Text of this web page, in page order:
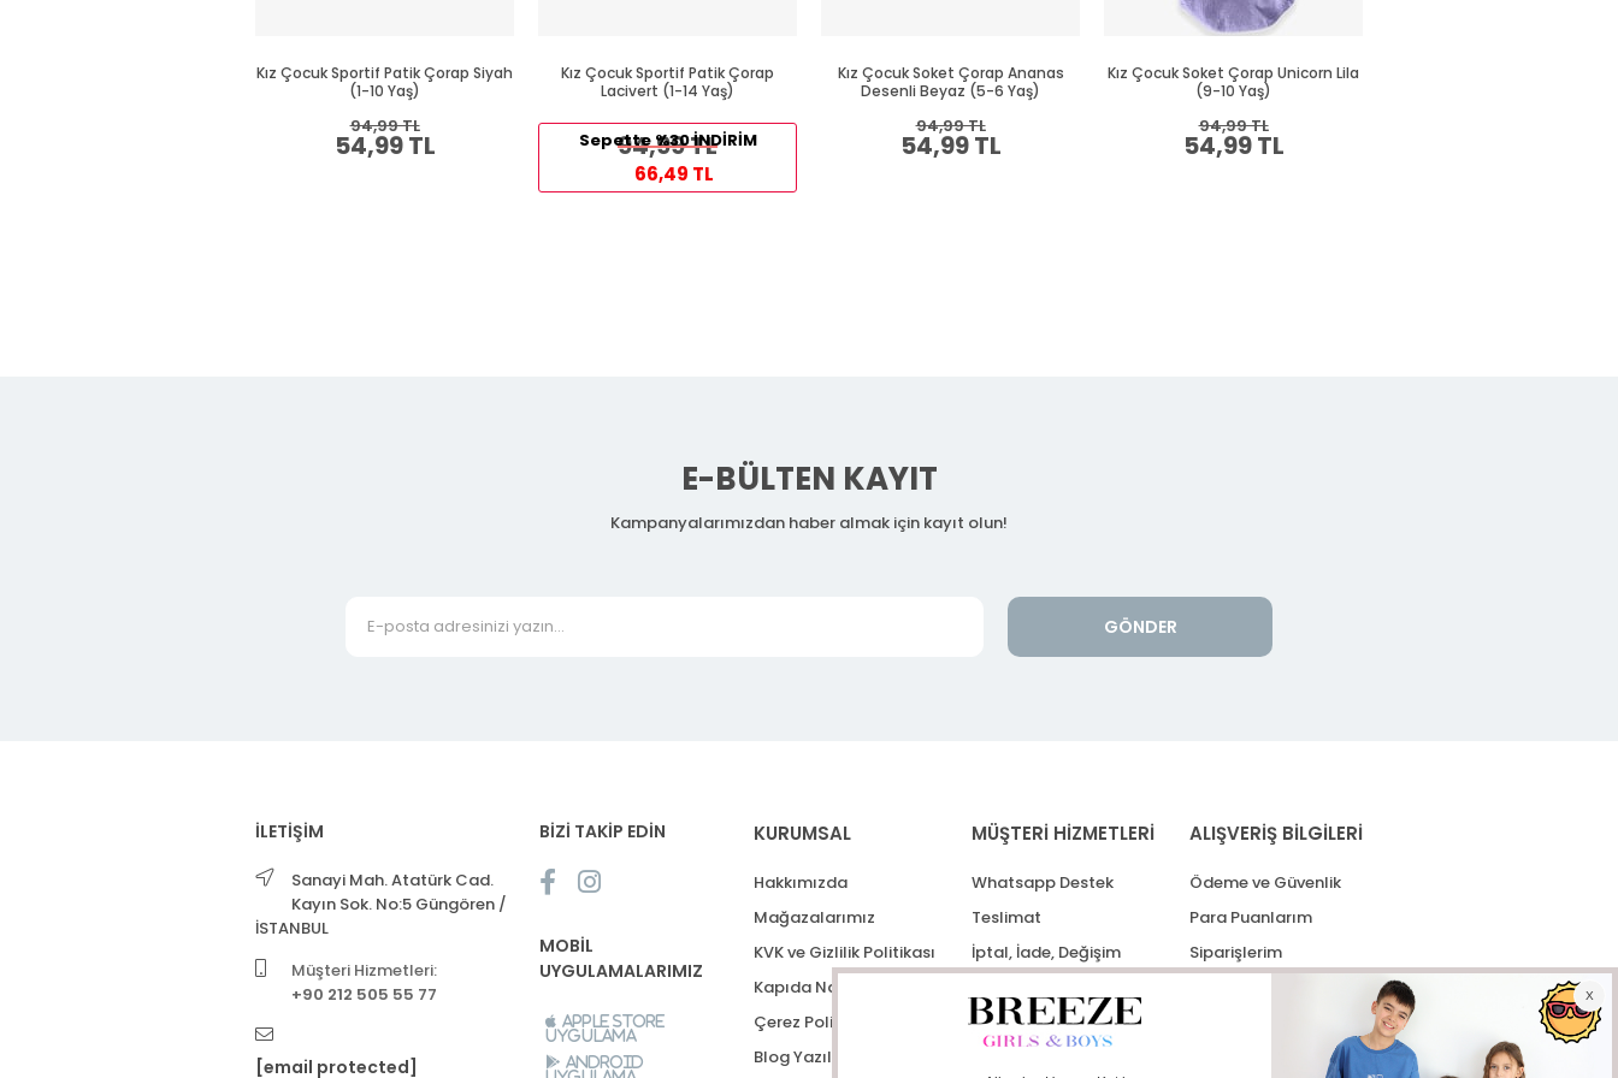
Kız Çocuk Sportif Patik Çorap Siyah
(1-10 Yaş)
54,99 TL
94,99 TL
Kız Çocuk Sportif Patik Çorap
Lacivert (1-14 Yaş)
94,99 TL
Sepette %30 İNDİRİM
66,49 TL
Kız Çocuk Soket Çorap Ananas
Desenli Beyaz (5-6 Yaş)
54,99 TL
94,99 TL
Kız Çocuk Soket Çorap Unicorn Lila
(9-10 Yaş)
54,99 TL
94,99 TL
E-BÜLTEN KAYIT
Kampanyalarımızdan haber almak için kayıt olun!
GÖNDER
İLETİŞİM
Sanayi Mah. Atatürk Cad.
Kayın Sok. No:5 Güngören /
İSTANBUL
Müşteri Hizmetleri:
+90 212 505 55 77
[email protected]
BİZİ TAKİP EDİN
MOBİL
UYGULAMALARIMIZ
Apple Store
Uygulama
Android
KURUMSAL
Hakkımızda
Mağazalarımız
KVK ve Gizlilik Politikası
Kapıda Nakit Ödeme
Çerez Politikası
Blog Yazıları
MÜŞTERİ HİZMETLERİ
Whatsapp Destek
Teslimat
İptal, İade, Değişim
ALIŞVERİŞ BİLGİLERİ
Ödeme ve Güvenlik
Para Puanlarım
Siparişlerim